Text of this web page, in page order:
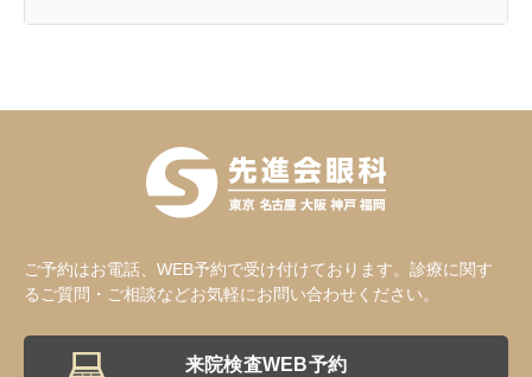
ご予約はお電話、WEB予約で受け付けております。診療に関す
るご質問・ご相談などお気軽にお問い合わせください。
来院検査WEB予約
大阪 梅田（本院） 福岡 天神
大名古屋
神戸 三宮 福岡 天神